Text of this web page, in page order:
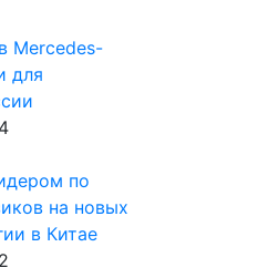
Mercedes-
для
по
на новых
в Китае